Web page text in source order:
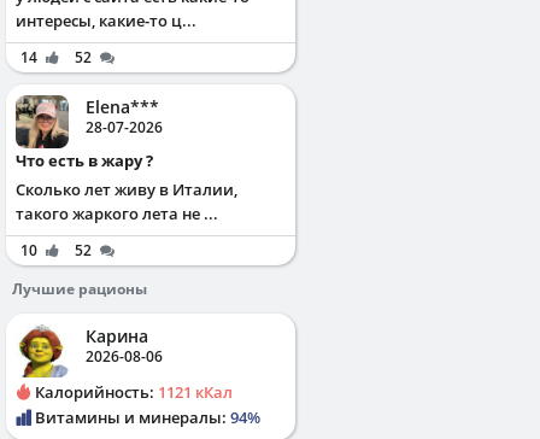
интересы, какие-то ц...
14 52
Elena***
28-07-2026
Что есть в жару ?
Сколько лет живу в Италии,
такого жаркого лета не ...
10
52
Лучшие рационы
Карина
2026-08-06
Калорийность: 1121 кКал
Витамины и минералы: 94%